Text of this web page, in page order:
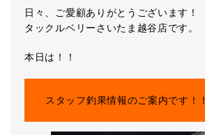
日々、ご愛顧ありがとうございます！
タックルベリーさいたま越谷店です。
本日は！！
スタッフ釣果情報のご案内です！！